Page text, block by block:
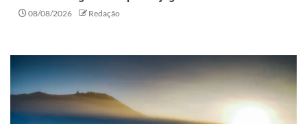
08/08/2026 Redação